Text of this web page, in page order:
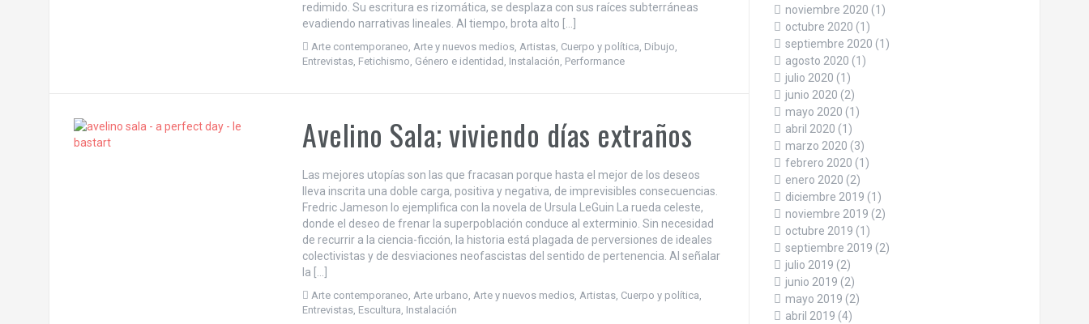
redimido. Su escritura es rizomática, se desplaza con sus raíces subterráneas
evadiendo narrativas lineales. Al tiempo, brota alto […]
Arte contemporaneo,Arte y nuevos medios,Artistas, Cuerpo y política, Dibujo,
Entrevistas, Fetichismo, Género e identidad , Instalación, Performance
Avelino Sala; viviendo días extraños
Las mejores utopías son las que fracasan porque hasta el mejor de los deseos
lleva inscrita una doble carga, positiva y negativa, de imprevisibles consecuencias.
Fredric Jameson lo ejemplifica con la novela de Ursula LeGuin La rueda celeste,
donde el deseo de frenar la superpoblación conduce al exterminio. Sin necesidad
de recurrir a la ciencia-ficción, la historia está plagada de perversiones de ideales
colectivistas y de desviaciones neofascistas del sentido de pertenencia. Al señalar
la […]
Arte contemporaneo,Arte urbano,Arte y nuevos medios,Artistas, Cuerpo y política,
Entrevistas, Escultura, Instalación
noviembre 2020 (1)
octubre 2020 (1)
septiembre 2020 (1)
agosto 2020 (1)
julio 2020 (1)
junio 2020 (2)
mayo 2020 (1)
abril 2020 (1)
marzo 2020 (3)
febrero 2020 (1)
enero 2020 (2)
diciembre 2019 (1)
noviembre 2019 (2)
octubre 2019 (1)
septiembre 2019 (2)
julio 2019 (2)
junio 2019 (2)
mayo 2019 (2)
abril 2019 (4)